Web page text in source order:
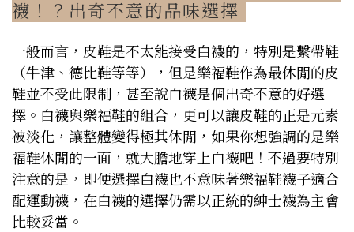
襪！？出奇不意的品味選擇
一般而言，皮鞋是不太能接受白襪的，特別是繫帶鞋
（牛津、德比鞋等等），但是樂福鞋作為最休閒的皮
鞋並不受此限制，甚至說白襪是個出奇不意的好選
擇。白襪與樂福鞋的組合，更可以讓皮鞋的正是元素
被淡化，讓整體變得極其休閒，如果你想強調的是樂
福鞋休閒的一面，就大膽地穿上白襪吧！不過要特別
注意的是，即便選擇白襪也不意味著樂福鞋襪子適合
配運動襪，在白襪的選擇仍需以正統的紳士襪為主會
比較妥當。